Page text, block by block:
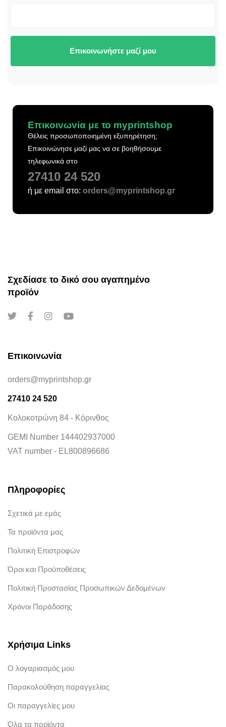
Επικοινωνήστε μαζί μου
Επικοινωνία με το myprintshop
Θέλεις προσωποποιημένη εξυπηρέτηση;
Επικοινώνησε μαζί μας να σε βοηθήσουμε
τηλεφωνικά στο
27410 24 520
ή με email στο: orders@myprintshop.gr
Σχεδίασε το δικό σου αγαπημένο
προϊόν
Επικοινωνία
orders@myprintshop.gr
27410 24 520
Κολοκοτρώνη 84 - Κόρινθος
GEMI Number 144402937000
VAT number - EL800896686
Πληροφορίες
Σχετικά με εμάς
Τα προϊόντα μας
Πολιτική Επιστροφών
Όροι και Προϋποθέσεις
Πολιτική Προστασίας Προσωπικών Δεδομένων
Χρόνοι Παράδοσης
Χρήσιμα Links
Ο λογαριασμός μου
Παρακολούθηση παραγγελίας
Οι παραγγελίες μου
Όλα τα προϊόντα